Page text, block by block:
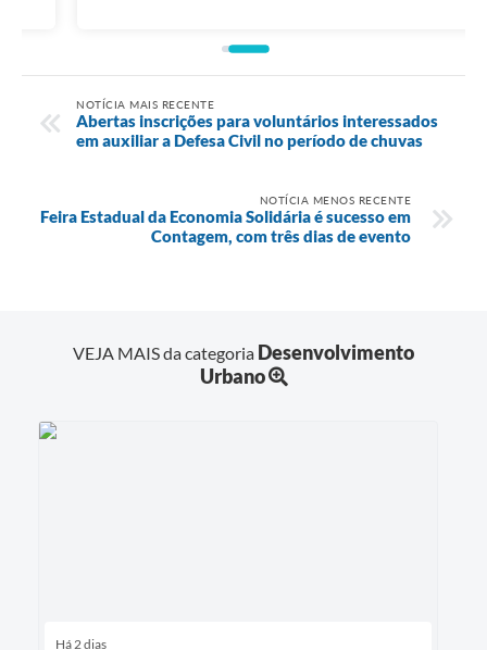
NOTÍCIA MAIS RECENTE
Abertas inscrições para voluntários interessados
em auxiliar a Defesa Civil no período de chuvas
NOTÍCIA MENOS RECENTE
Feira Estadual da Economia Solidária é sucesso em
Contagem, com três dias de evento
VEJA MAIS da categoria Desenvolvimento
Urbano
Há 2 dias